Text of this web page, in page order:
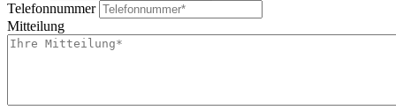
Telefonnummer
Mitteilung